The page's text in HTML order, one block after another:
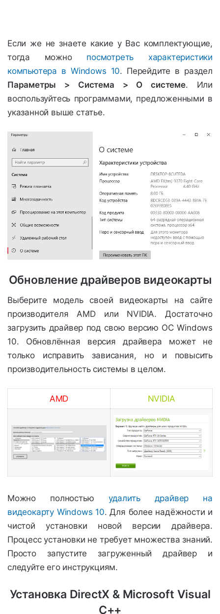
Если же не знаете какие у Вас комплектующие,
тогда можно посмотреть характеристики
компьютера в Windows 10. Перейдите в раздел
Параметры > Система > О системе. Или
воспользуйтесь программами, предложенными в
указанной выше статье.
Обновление драйверов видеокарты
Выберите модель своей видеокарты на сайте
производителя AMD или NVIDIA. Достаточно
загрузить драйвер под свою версию ОС Windows
10. Обновлённая версия драйвера может не
только исправить зависания, но и повысить
производительность системы в целом.
AMD NVIDIA
Можно полностью удалить драйвер на
видеокарту Windows 10. Для более надёжности и
чистой установки новой версии драйвера.
Процесс установки не требует множества знаний.
Просто запустите загруженный драйвер и
следуйте его инструкциям.
Установка DirectX & Microsoft Visual
C++